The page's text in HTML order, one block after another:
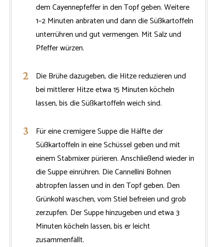
dem Cayennepfeffer in den Topf geben. Weitere
1–2 Minuten anbraten und dann die Süßkartoffeln
unterrühren und gut vermengen. Mit Salz und
Pfeffer würzen.
Die Brühe dazugeben, die Hitze reduzieren und
bei mittlerer Hitze etwa 15 Minuten köcheln
lassen, bis die Süßkartoffeln weich sind.
Für eine cremigere Suppe die Hälfte der
Süßkartoffeln in eine Schüssel geben und mit
einem Stabmixer pürieren. Anschließend wieder in
die Suppe einrühren. Die Cannellini Bohnen
abtropfen lassen und in den Topf geben. Den
Grünkohl waschen, vom Stiel befreien und grob
zerzupfen. Der Suppe hinzugeben und etwa 3
Minuten köcheln lassen, bis er leicht
zusammenfällt.